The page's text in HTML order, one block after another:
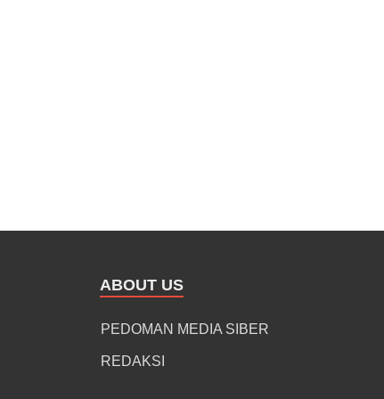
ABOUT US
PEDOMAN MEDIA SIBER
REDAKSI